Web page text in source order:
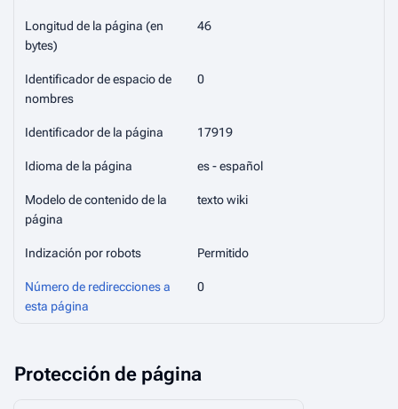
Longitud de la página (en
bytes)
46
Identificador de espacio de
nombres
0
Identificador de la página 17919
Idioma de la página es - español
Modelo de contenido de la
página
texto wiki
Indización por robots Permitido
Número de redirecciones a
esta página
0
Protección de página